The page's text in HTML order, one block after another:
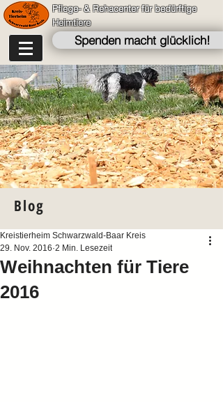
Pflege- & Rehacenter für bedürftige
Heimtiere
Spenden macht glücklich!
Blog
Weihnachten für Tiere
2016
Kreistierheim Schwarzwald-Baar Kreis
29. Nov. 2016 2 Min. Lesezeit